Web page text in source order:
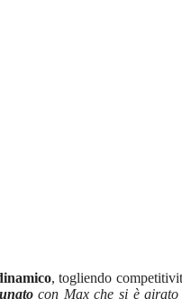
, togliendo
con Max che si è